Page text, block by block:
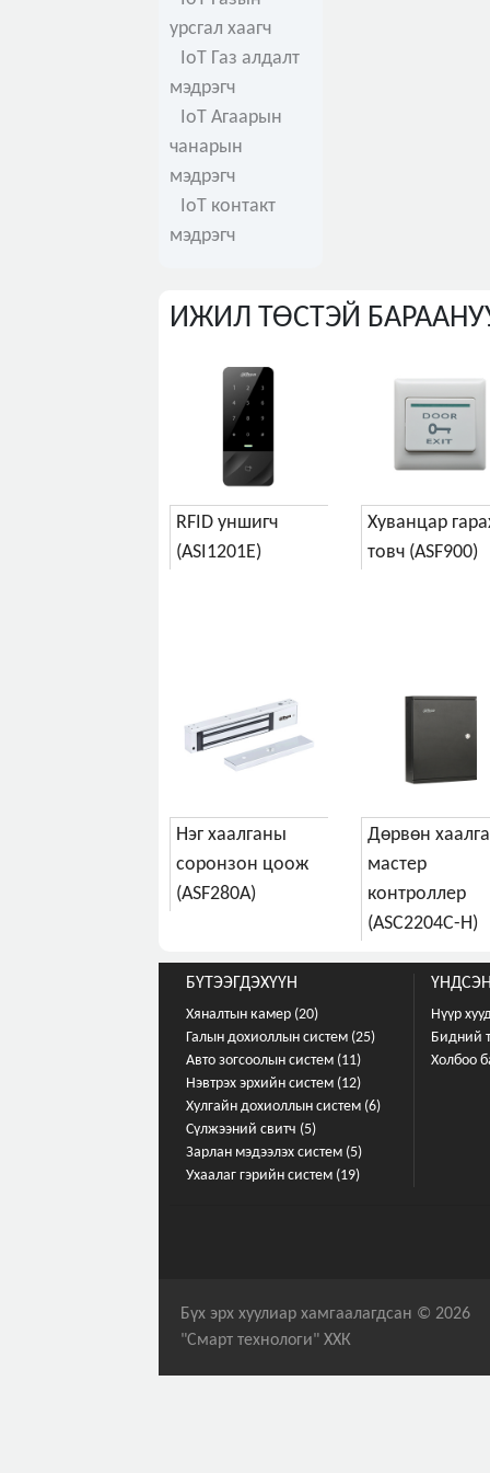
урсгал хаагч
IoT Газ алдалт
мэдрэгч
IoT Агаарын
чанарын
мэдрэгч
IoT контакт
мэдрэгч
ИЖИЛ ТӨСТЭЙ
RFID уншигч
(ASI1201E)
Хуванцар
товч (ASF900)
Нэг хаалганы
соронзон цоож
(ASF280A)
Дөрвөн
мастер
контроллер
(ASC2204C-H)
БҮТЭЭГДЭХҮҮН
Хяналтын камер (20)
Галын дохиоллын систем (25)
Авто зогсоолын систем (11)
Нэвтрэх эрхийн систем (12)
Хулгайн дохиоллын систем (6)
Сүлжээний свитч (5)
Зарлан мэдээлэх систем (5)
Ухаалаг гэрийн систем (19)
Нүүр
Бидний
Холбоо
Бүх эрх хуулиар хамгаалагдсан © 2026
"Смарт технологи" ХХК